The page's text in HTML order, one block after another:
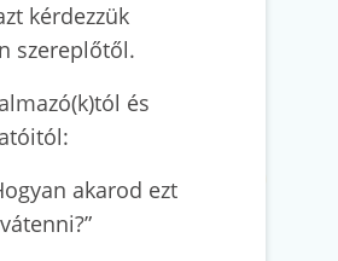
kérdezzük
szereplőtől.
és
akarod ezt